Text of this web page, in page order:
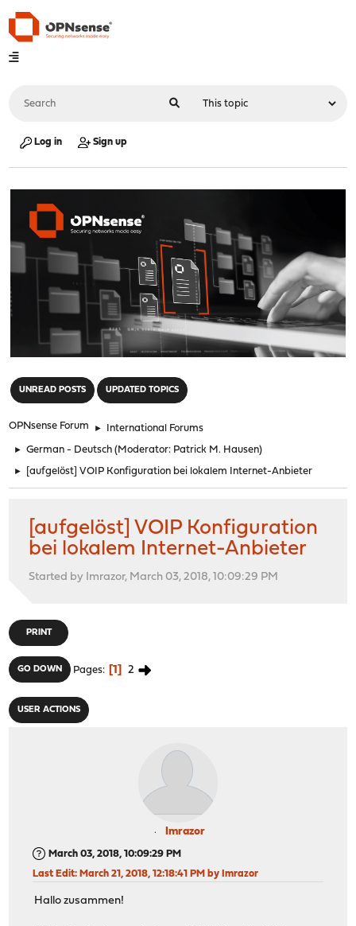
Log in Sign up
UNREAD POSTS UPDATED TOPICS
OPNsense Forum ► International Forums
► German - Deutsch (Moderator: Patrick M. Hausen)
► [aufgelöst] VOIP Konfiguration bei lokalem Internet-Anbieter
[aufgelöst] VOIP Konfiguration
bei lokalem Internet-Anbieter
Started by Imrazor, March 03, 2018, 10:09:29 PM
PRINT
GO DOWN Pages 1 2
USER ACTIONS
Imrazor
March 03, 2018, 10:09:29 PM
Last Edit: March 21, 2018, 12:18:41 PM by Imrazor
Hallo zusammen!